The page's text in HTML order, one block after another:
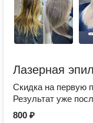
Лазерная
Скидка на первую
Результат уже
800 ₽